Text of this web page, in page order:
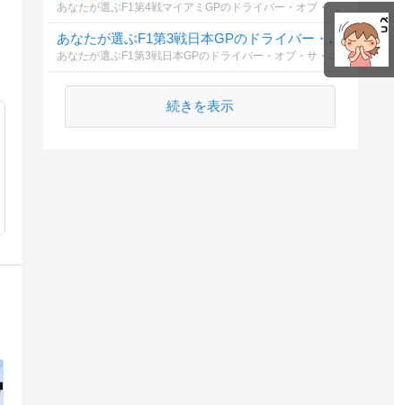
順位
あなたが選ぶF1第4戦マイアミGPのドライバー・オブ・サ・デイは？（スプリント、予選含む）考えをお聞かせください。
あなたが選ぶF1第3戦日本GPのドライバー・オブ・サ・デイは？
あなたが選ぶF1第3戦日本GPのドライバー・オブ・サ・デイは？（予選含む）考えをお聞かせください。
続きを表示